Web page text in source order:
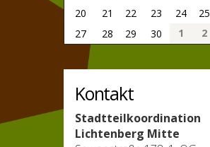
20
21 22 23 24 25
27
28 29 30 1 2
Kontakt
Stadtteilkoordination
Lichtenberg Mitte